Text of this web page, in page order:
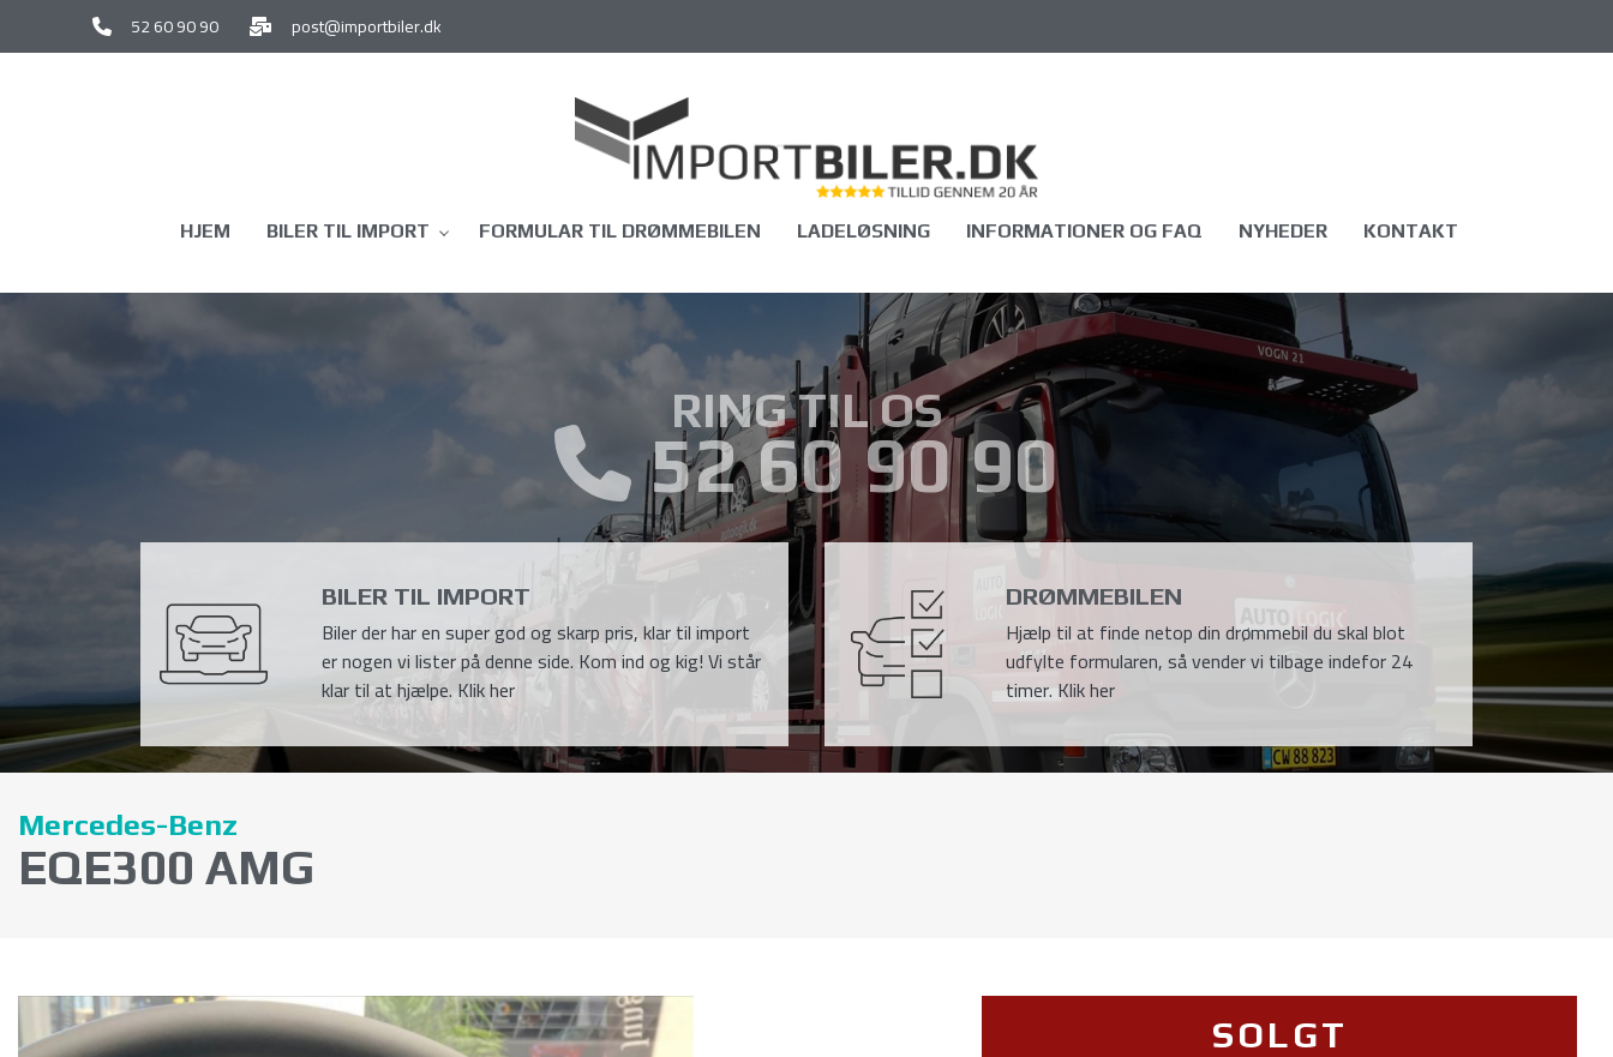
til
52 60 90 90 post@importbiler.dk
HJEM BILER TIL IMPORT FORMULAR TIL DRØMMEBILEN LADELØSNING INFORMATIONER OG FAQ NYHEDER KONTAKT
RING TIL OS
52 60 90 90
BILER TIL IMPORT
Biler der har en super god og skarp pris, klar til import
er nogen vi lister på denne side. Kom ind og kig! Vi står
klar til at hjælpe. Klik her
DRØMMEBILEN
Hjælp til at finde netop din drømmebil du skal blot
udfylte formularen, så vender vi tilbage indefor 24
timer. Klik her
Mercedes-Benz
EQE300 AMG
SOLGT